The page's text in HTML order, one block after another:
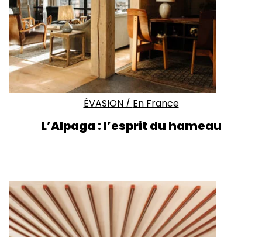
ÉVASION/ En France
L’Alpaga : l’esprit du hameau